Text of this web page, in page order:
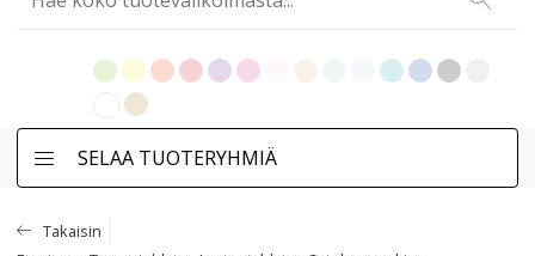
SELAA TUOTERYHMIÄ
Takaisin